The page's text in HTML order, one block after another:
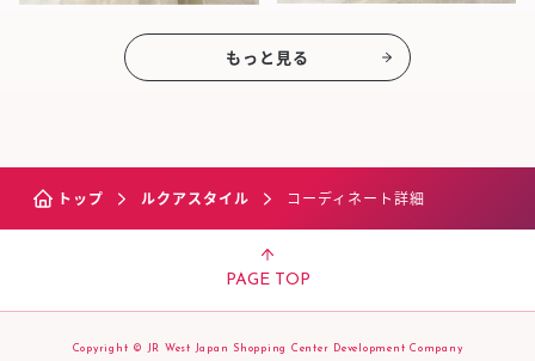
もっと見る
トップ ルクアスタイル コーディネート詳細
PAGE TOP
Copyright © JR West Japan Shopping Center Development Company